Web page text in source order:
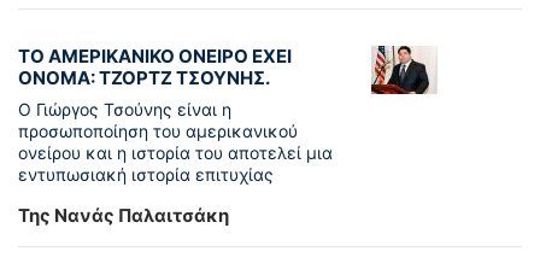
ΤΟ ΑΜΕΡΙΚΑΝΙΚΟ ΟΝΕΙΡΟ ΕΧΕΙ
ΟΝΟΜΑ: ΤΖΟΡΤΖ ΤΣΟΥΝΗΣ.
Ο Γιώργος Τσούνης είναι η
προσωποποίηση του αμερικανικού
ονείρου και η ιστορία του αποτελεί μια
εντυπωσιακή ιστορία επιτυχίας
Της Νανάς Παλαιτσάκη